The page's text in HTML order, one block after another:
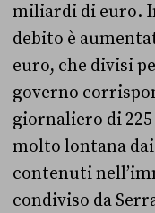
miliardi di euro.
debito è
euro, che divisi
governo
giornaliero di
molto lontana
contenuti
condiviso da